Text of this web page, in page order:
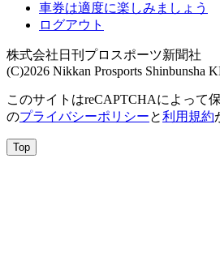
車券は適度に楽しみましょう
ログアウト
株式会社日刊プロスポーツ新聞社
(C)2026 Nikkan Prosports Shinbunsha
このサイトはreCAPTCHAによって
のプライバシーポリシーと利用規約
Top